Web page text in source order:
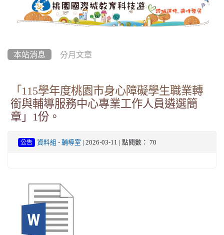
本站消息 分月文章
「115學年度桃園市身心障礙學生職業轉
銜與輔導服務中心專業工作人員遴選簡
章」1份。
公告 資料組 - 輔導室 | 2026-03-11 | 點閱數： 70